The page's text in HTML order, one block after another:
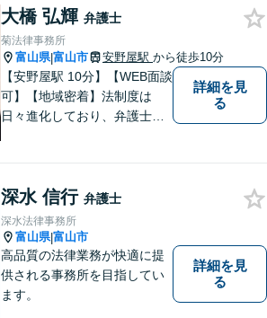
大橋 弘輝 弁護士
菊法律事務所
富山県|富山市 安野屋駅 から徒歩10分
【安野屋駅 10分】【WEB面談
可】【地域密着】法制度は
日々進化しており、弁護士に
の声にしっかり耳を傾ける姿
勢は変わりません。
詳細を見
る
深水 信行 弁護士
深水法律事務所
富山県|富山市
高品質の法律業務が快適に提
供される事務所を目指してい
ます。
詳細を見
る